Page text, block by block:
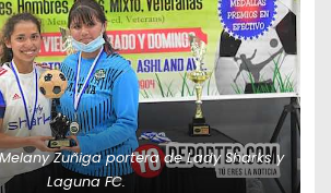
Zuñiga portera de Lady Sharks y
Laguna FC.